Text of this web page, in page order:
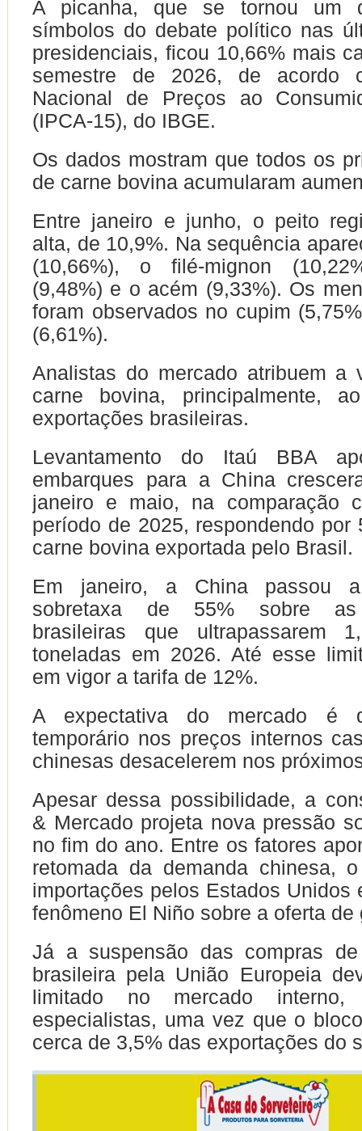
A picanha, que se tornou um
símbolos do debate político nas
presidenciais, ficou 10,66% mais
semestre de 2026, de acordo
Nacional de Preços ao
(IPCA-15), do IBGE.
Os dados mostram que todos os
de carne bovina acumularam
Entre janeiro e junho, o peito
alta, de 10,9%. Na sequência
(10,66%), o filé-mignon
(9,48%) e o acém (9,33%). Os
foram observados no cupim
(6,61%).
Analistas do mercado atribuem a
carne bovina, principalmente,
exportações brasileiras.
Levantamento do Itaú BBA
embarques para a China
janeiro e maio, na comparação
período de 2025, respondendo por
carne bovina exportada pelo Brasil.
Em janeiro, a China passou
sobretaxa de 55% sobre as
brasileiras que ultrapassarem
toneladas em 2026. Até esse
em vigor a tarifa de 12%.
A expectativa do mercado é
temporário nos preços internos
chinesas desacelerem nos
Apesar dessa possibilidade, a
& Mercado projeta nova pressão
no fim do ano. Entre os fatores
retomada da demanda chinesa,
importações pelos Estados Unidos
fenômeno El Niño sobre a oferta de
Já a suspensão das compras
brasileira pela União Europeia
limitado no mercado interno,
especialistas, uma vez que o
cerca de 3,5% das exportações do